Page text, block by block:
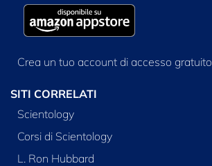
Crea un tuo account di accesso gratuito
SITI CORRELATI
Scientology
Corsi di Scientology
L. Ron Hubbard